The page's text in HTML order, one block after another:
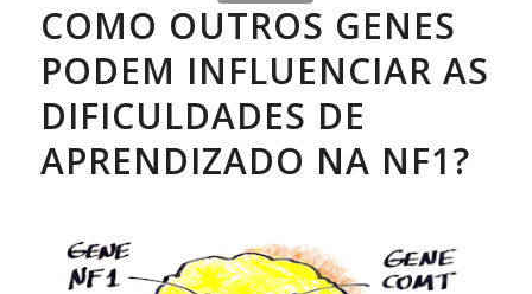
COMO OUTROS GENES
PODEM INFLUENCIAR AS
DIFICULDADES DE
APRENDIZADO NA NF1?